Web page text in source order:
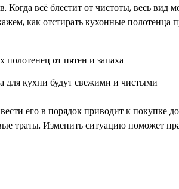
всё блестит от чистоты, весь вид
как отстирать кухонные полотенца
для кухни будут свежими и чистыми
его в порядок приводит к покупке
траты. Изменить ситуацию поможет